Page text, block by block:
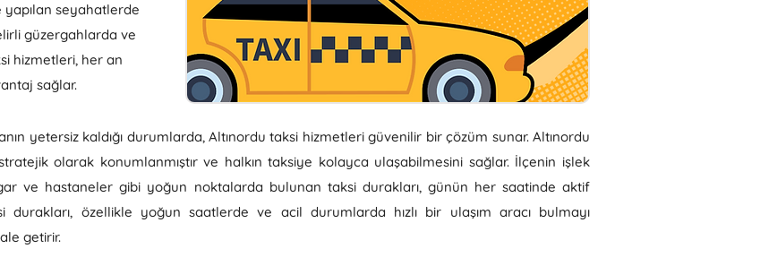
seyahatlerde
güzergahlarda ve
hizmetleri, her an
sağlar.
yetersiz kaldığı durumlarda, Altınordu taksi hizmetleri güvenilir bir çözüm sunar. Altınordu
olarak konumlanmıştır ve halkın taksiye kolayca ulaşabilmesini sağlar. İlçenin işlek
ve hastaneler gibi yoğun noktalarda bulunan taksi durakları, günün her saatinde aktif
durakları, özellikle yoğun saatlerde ve acil durumlarda hızlı bir ulaşım aracı bulmayı
getirir.